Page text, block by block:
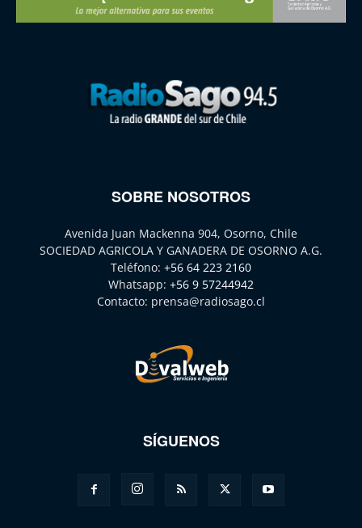
SOBRE NOSOTROS
Avenida Juan Mackenna 904, Osorno, Chile
SOCIEDAD AGRICOLA Y GANADERA DE OSORNO A.G.
Teléfono: +56 64 223 2160
Whatsapp: +56 9 57244942
Contacto: prensa@radiosago.cl
SÍGUENOS